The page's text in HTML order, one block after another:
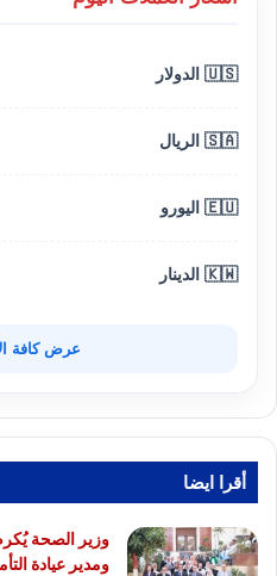
🇺🇸 الدولار
🇸🇦 الريال
🇪🇺 اليورو
🇰🇼 الدينار
عرض كافة
أقرا ايضا
وزير الصحة
ومدير عيادة